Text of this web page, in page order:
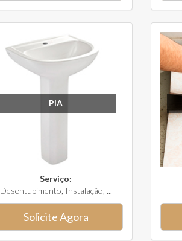
PIA
Serviço:
Desentupimento, Instalação, ...
Solicite Agora